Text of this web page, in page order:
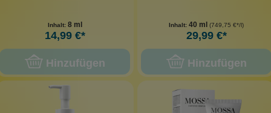
Inhalt: 8 ml
14,99 €*
Hinzufügen
Inhalt: 40 ml (749,75 €*/l)
29,99 €*
Hinzufügen